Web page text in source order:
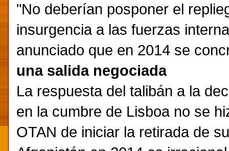
"No deberían posponer el
insurgencia a las fuerzas
anunciado que en 2014 se
una salida negociada
La respuesta del talibán a la
en la cumbre de Lisboa no se
OTAN de iniciar la retirada de